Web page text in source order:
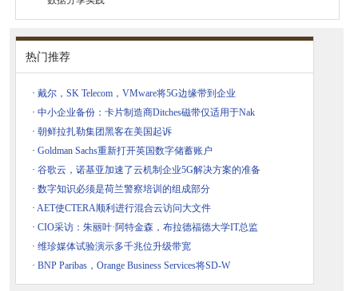
热门推荐
· 戴尔，SK Telecom，VMware将5G边缘带到企业
· 中小企业备份：卡片制造商Ditches磁带仅适用于Nak
· 朝鲜拉扎勒集团黑客在美国起诉
· Goldman Sachs重新打开英国数字储蓄账户
· 谷歌云，诺基亚加速了云机制企业5G解决方案的准备
· 数字知识必须是荷兰警察培训的组成部分
· AET使CTERA顺利进行混合云访问大文件
· CIO采访：朱丽叶·阿特金森，布拉德福德大学IT总监
· 维珍媒体试验演示多千兆位升级带宽
· BNP Paribas，Orange Business Services将SD-W